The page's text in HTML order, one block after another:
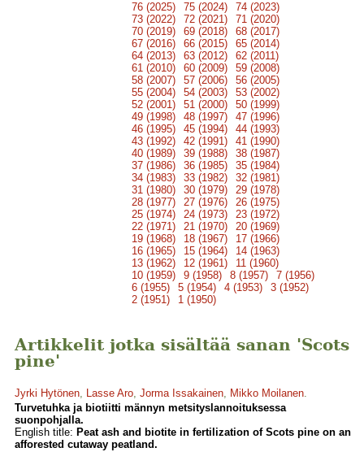
76 (2025) 75 (2024)
74 (2023)
73 (2022)
72 (2021)
71 (2020)
70 (2019)
69 (2018)
68 (2017)
67 (2016)
66 (2015)
65 (2014)
64 (2013)
63 (2012)
62 (2011)
61 (2010)
60 (2009)
59 (2008)
58 (2007)
57 (2006)
56 (2005)
55 (2004)
54 (2003)
53 (2002)
52 (2001)
51 (2000)
50 (1999)
49 (1998)
48 (1997)
47 (1996)
46 (1995)
45 (1994)
44 (1993)
43 (1992)
42 (1991)
41 (1990)
40 (1989)
39 (1988)
38 (1987)
37 (1986)
36 (1985)
35 (1984)
34 (1983)
33 (1982)
32 (1981)
31 (1980)
30 (1979)
29 (1978)
28 (1977)
27 (1976)
26 (1975)
25 (1974)
24 (1973)
23 (1972)
22 (1971)
21 (1970)
20 (1969)
19 (1968)
18 (1967)
17 (1966)
16 (1965)
15 (1964)
14 (1963)
13 (1962)
12 (1961)
11 (1960)
10 (1959)
9 (1958) 8 (1957)
7 (1956)
6 (1955)
5 (1954) 4 (1953)
3 (1952)
2 (1951)
1 (1950)
Artikkelit jotka sisältää sanan 'Scots
pine'
Jyrki Hytönen, Lasse Aro, Jorma Issakainen, Mikko Moilanen.
Turvetuhka ja biotiitti männyn metsityslannoituksessa
suonpohjalla.
English title: Peat ash and biotite in fertilization of Scots pine on an
afforested cutaway peatland.